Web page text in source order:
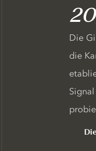
Die
die